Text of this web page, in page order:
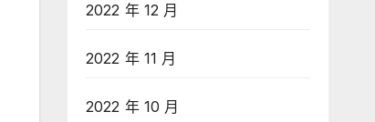
2022 年 12 月
2022 年 11 月
2022 年 10 月